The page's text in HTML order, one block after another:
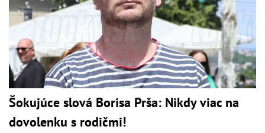
Šokujúce slová Borisa Prša: Nikdy viac na
dovolenku s rodičmi!